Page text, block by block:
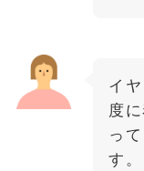
イ
度
っ
す。